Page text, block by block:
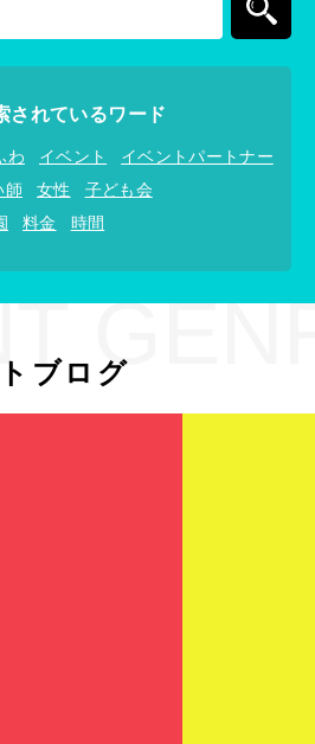
されているワード
わ イベント
イベントパートナー
師 女性
子ども会
料金 時間
ブログ